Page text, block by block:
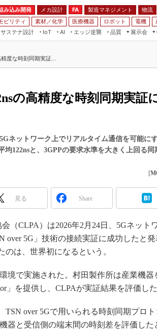
み込み開発 メカ設計 FA 製造マネジメント 物流
ビリティ 素材／化学 医療機器 ロボット 電機
サステナ設計
IoT
AI
エッジ逆襲 品質
展示会
JIMTOF
IIFES
TECHNO-FRONTIER
EdgeTech+
日本ものづくりワールド
AUTOMOTIVE WORLD
産業オープンネット展
つながるクルマ
VR／AR
フィールドサービス
組み込み画像技術
組み込みモデリング
ISO26262
3Dプリンタ
インダストリー4.0
イノベーション
製造業ビッグデータ
メイドインジャパン
FA
モビリティ
度な時刻同期実証...
の高精度な時刻同期実証
ネットワーク上でリアルタイム通信を可能に
均122nsと、3GPPの要求水準を大きく上回る同
[
見る Share
（CLPA）は2026年2月24日、5Gネット
over 5G」技術の接続実証に成功したと発
は、世界初になるという。
境で実施された。村田製作所は産業機器
」を提供し、CLPAが実証結果を評価した
over 5Gで用いられる時刻同期プロ
器と受信側の端末間の時刻差を評価した